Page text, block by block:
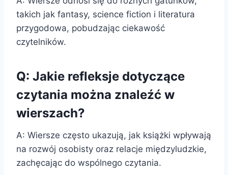
takich jak fantasy, science fiction i literatura
przygodowa, pobudzając ciekawość
czytelników.
Q: Jakie refleksje dotyczące
czytania można znaleźć w
wierszach?
A: Wiersze często ukazują, jak książki wpływają
na rozwój osobisty oraz relacje międzyludzkie,
zachęcając do wspólnego czytania.